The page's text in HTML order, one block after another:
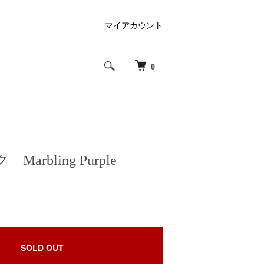
0
マイアカウント
Marbling Purple
SOLD OUT